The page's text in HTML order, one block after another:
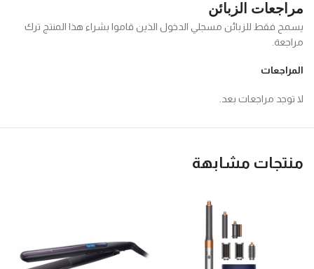
مراجعات الزبائن
المراجعات
لا توجد مراجعات بعد.
يسمح فقط للزبائن مسجلي الدخول الذين قاموا بشراء هذا المنتج ترك
مراجعة.
منتجات مشابهة